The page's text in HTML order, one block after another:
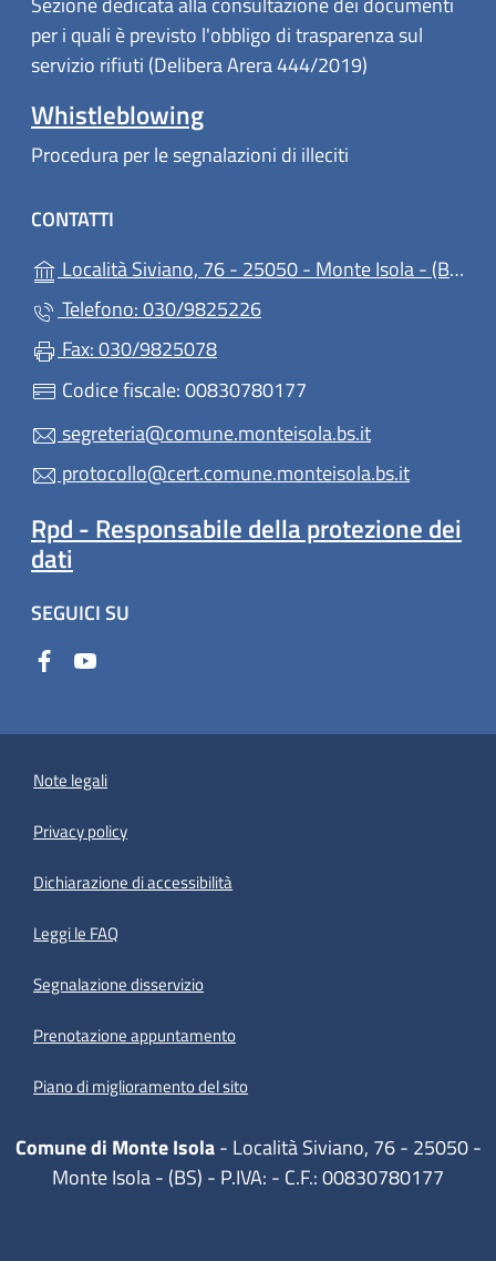
per i quali è previsto l'obbligo di trasparenza sul
servizio rifiuti (Delibera Arera 444/2019)
Whistleblowing
Procedura per le segnalazioni di illeciti
CONTATTI
Località Siviano, 76 - 25050 - Monte Isola - (BS)
Telefono: 030/9825226
Fax: 030/9825078
Codice fiscale: 00830780177
segreteria@comune.monteisola.bs.it
protocollo@cert.comune.monteisola.bs.it
Rpd - Responsabile della protezione dei
dati
SEGUICI SU
Note legali
Privacy policy
Dichiarazione di accessibilità
Leggi le FAQ
Segnalazione disservizio
Prenotazione appuntamento
Piano di miglioramento del sito
Comune di Monte Isola- Località Siviano, 76 - 25050 -
Monte Isola - (BS) - P.IVA: - C.F.: 00830780177